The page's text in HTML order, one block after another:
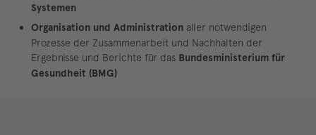
Systemen
Organisation und Administration aller notwendigen
Prozesse der Zusammenarbeit und Nachhalten der
Ergebnisse und Berichte für das Bundesministerium für
Gesundheit (BMG)